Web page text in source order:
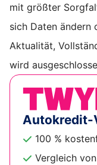
mit größter
sich Daten ändern
Aktualität,
wird
Autokredit-
100 %
Vergleich